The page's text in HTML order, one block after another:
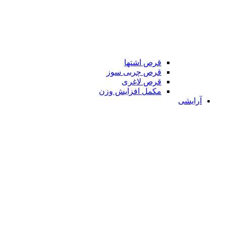
قرص اشتها
قرص چربی سوز
قرص لاغری
مکمل افزایش وزن
آرایشی